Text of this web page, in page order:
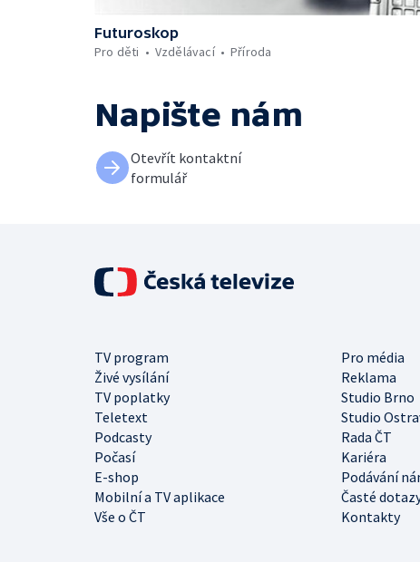
Futuroskop
Pro děti
Vzdělávací Příroda
Napište nám
Otevřít kontaktní
formulář
TV program
Pro média
Živé vysílání
Reklama
TV poplatky
Studio Brno
Teletext
Studio
Podcasty
Rada ČT
Počasí
Kariéra
E-shop
Podávání
Mobilní a TV aplikace
Časté
Vše o ČT
Kontakty